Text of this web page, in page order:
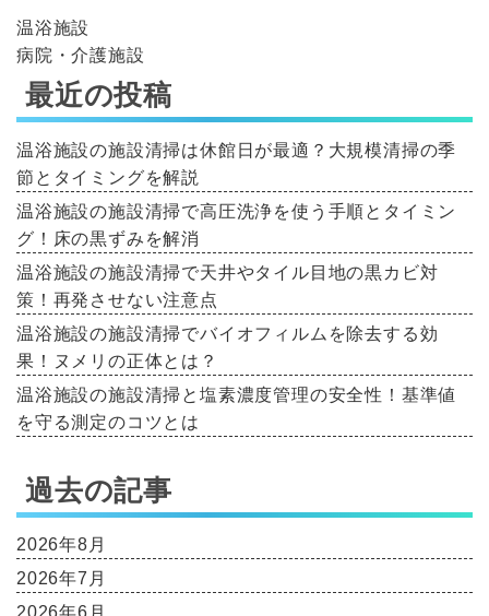
温浴施設
病院・介護施設
最近の投稿
温浴施設の施設清掃は休館日が最適？大規模清掃の季
節とタイミングを解説
温浴施設の施設清掃で高圧洗浄を使う手順とタイミン
グ！床の黒ずみを解消
温浴施設の施設清掃で天井やタイル目地の黒カビ対
策！再発させない注意点
温浴施設の施設清掃でバイオフィルムを除去する効
果！ヌメリの正体とは？
温浴施設の施設清掃と塩素濃度管理の安全性！基準値
を守る測定のコツとは
過去の記事
2026年8月
2026年7月